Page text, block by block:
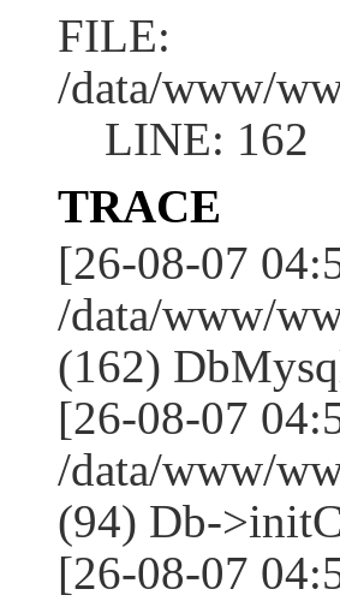
FILE:
/data/www/
LINE: 162
TRACE
[26-08-07
/data/www/
(162)
[26-08-07
/data/www/
(94) Db-
[26-08-07